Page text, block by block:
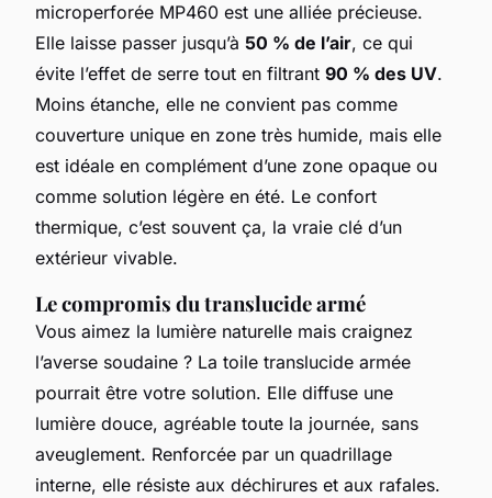
microperforée MP460 est une alliée précieuse.
Elle laisse passer jusqu’à 50 % de l’air, ce qui
évite l’effet de serre tout en filtrant 90 % des UV.
Moins étanche, elle ne convient pas comme
couverture unique en zone très humide, mais elle
est idéale en complément d’une zone opaque ou
comme solution légère en été. Le confort
thermique, c’est souvent ça, la vraie clé d’un
extérieur vivable.
Le compromis du translucide armé
Vous aimez la lumière naturelle mais craignez
l’averse soudaine ? La toile translucide armée
pourrait être votre solution. Elle diffuse une
lumière douce, agréable toute la journée, sans
aveuglement. Renforcée par un quadrillage
interne, elle résiste aux déchirures et aux rafales.